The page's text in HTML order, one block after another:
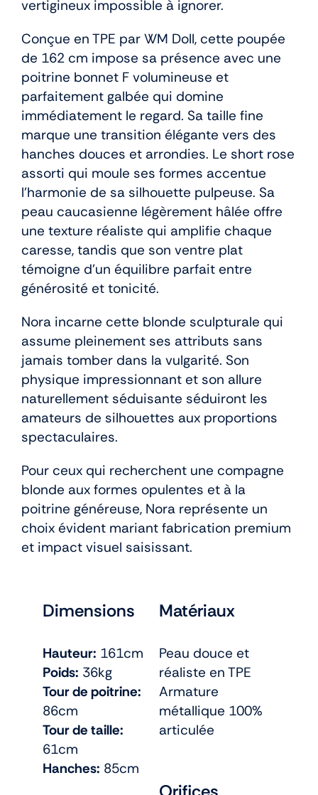
vertigineux impossible à ignorer.
Conçue en TPE par WM Doll, cette poupée
de 162 cm impose sa présence avec une
poitrine bonnet F volumineuse et
parfaitement galbée qui domine
immédiatement le regard. Sa taille fine
marque une transition élégante vers des
hanches douces et arrondies. Le short rose
assorti qui moule ses formes accentue
l’harmonie de sa silhouette pulpeuse. Sa
peau caucasienne légèrement hâlée offre
une texture réaliste qui amplifie chaque
caresse, tandis que son ventre plat
témoigne d’un équilibre parfait entre
générosité et tonicité.
Nora incarne cette blonde sculpturale qui
assume pleinement ses attributs sans
jamais tomber dans la vulgarité. Son
physique impressionnant et son allure
naturellement séduisante séduiront les
amateurs de silhouettes aux proportions
spectaculaires.
Pour ceux qui recherchent une compagne
blonde aux formes opulentes et à la
poitrine généreuse, Nora représente un
choix évident mariant fabrication premium
et impact visuel saisissant.
Dimensions
Hauteur: 161cm
Poids: 36kg
Tour de poitrine:
86cm
Tour de taille:
61cm
Hanches: 85cm
Matériaux
Peau douce et
réaliste en TPE
Armature
métallique 100%
articulée